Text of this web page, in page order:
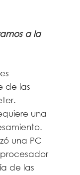
a la
de las
una
una PC
de las